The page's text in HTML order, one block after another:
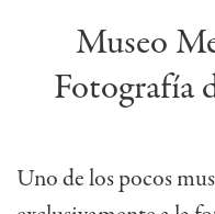
Museo
Fotografía
Uno de los pocos